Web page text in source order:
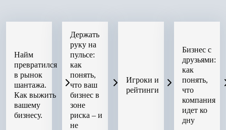
Найм
превратился
в рынок
шантажа.
Как выжить
вашему
бизнесу.
Держать
руку на
пульсе:
как
понять,
что ваш
бизнес в
зоне
риска – и
не
Игроки и
рейтинги
Бизнес с
друзьями:
как
понять,
что
компания
идет ко
дну